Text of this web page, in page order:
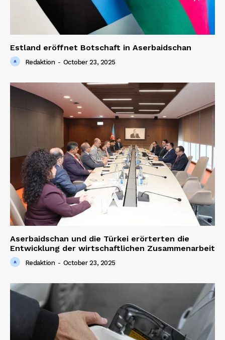
News Week
Estland eröffnet Botschaft in Aserbaidschan
Redaktion - October 23, 2025
Aserbaidschan und die Türkei erörterten die
Entwicklung der wirtschaftlichen Zusammenarbeit
Redaktion - October 23, 2025